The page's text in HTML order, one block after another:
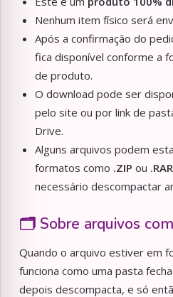
Nenhum item físico será
Após a confirmação do
fica disponível conforme a
de produto.
O download pode ser
pelo site ou por link de
Drive.
Alguns arquivos podem
formatos como .ZIP ou .RAR
necessário descompactar
🗂️ Sobre arquivos
Quando o arquivo estiver em
funciona como uma pasta
depois descompacta, e só